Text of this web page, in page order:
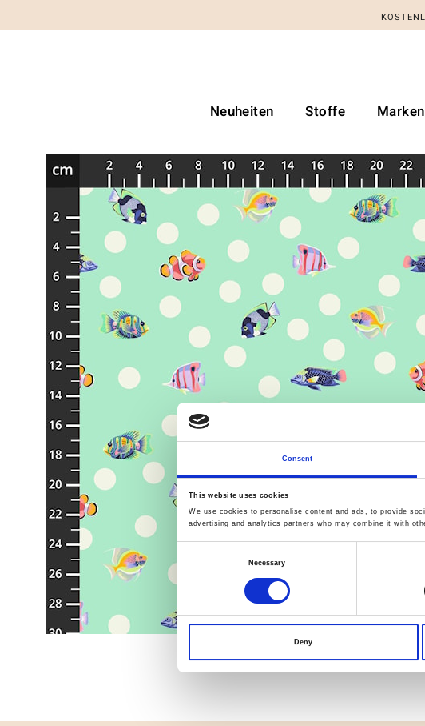
Consent
This website uses cookies
We use cookies to personalise content and ads, to provide
advertising and analytics partners who may combine it with
Necessary
Deny
Neuheiten Stoffe Marken